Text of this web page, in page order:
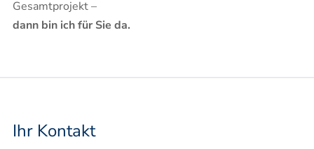
Gesamtprojekt –
dann bin ich für Sie da.
Ihr Kontakt